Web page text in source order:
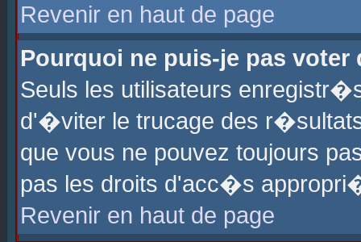
Revenir en haut de page
Pourquoi ne puis-je pas voter
Seuls les utilisateurs
d'�viter le trucage des
que vous ne pouvez toujours
pas les droits d'acc�s
Revenir en haut de page